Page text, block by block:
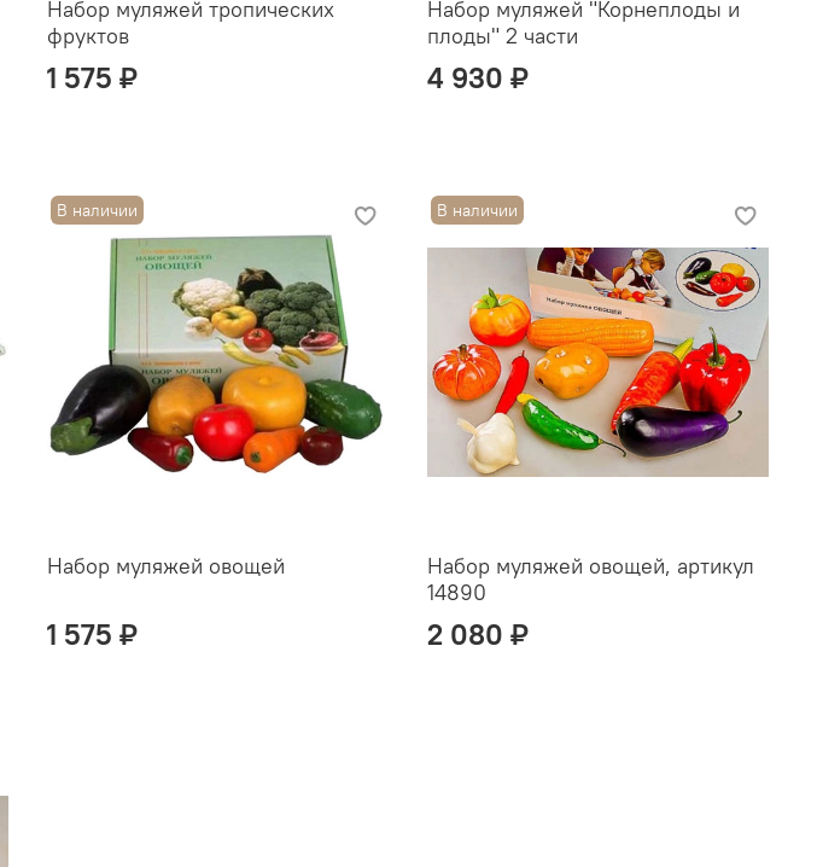
Набор муляжей тропических
фруктов
1 575 ₽
Набор муляжей "Корнеплоды и
плоды" 2 части
4 930 ₽
В наличии
Набор муляжей овощей
1 575 ₽
В наличии
Набор муляжей овощей, артикул
14890
2 080 ₽